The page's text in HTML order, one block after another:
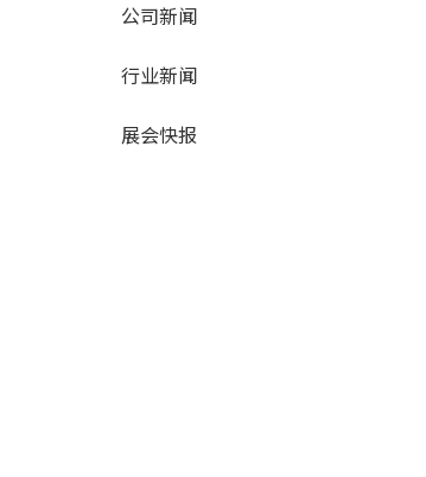
公司新闻
行业新闻
展会快报